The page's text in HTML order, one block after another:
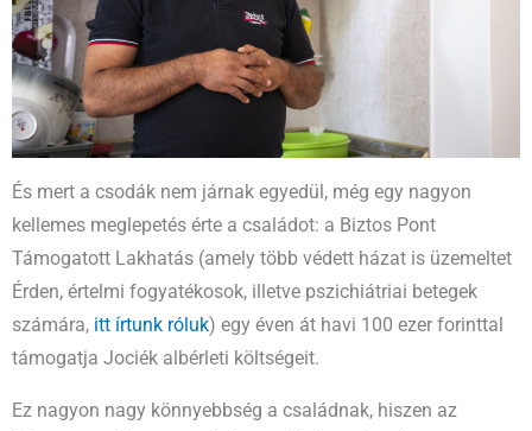
És mert a csodák nem járnak egyedül, még egy nagyon
kellemes meglepetés érte a családot: a Biztos Pont
Támogatott Lakhatás (amely több védett házat is üzemeltet
Érden, értelmi fogyatékosok, illetve pszichiátriai betegek
számára, itt írtunk róluk) egy éven át havi 100 ezer forinttal
támogatja Jociék albérleti költségeit.
Ez nagyon nagy könnyebbség a családnak, hiszen az